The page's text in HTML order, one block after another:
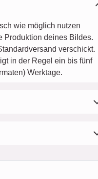
wie möglich nutzen
Produktion deines Bildes.
verschickt.
in der Regel ein bis fünf
Werktage.